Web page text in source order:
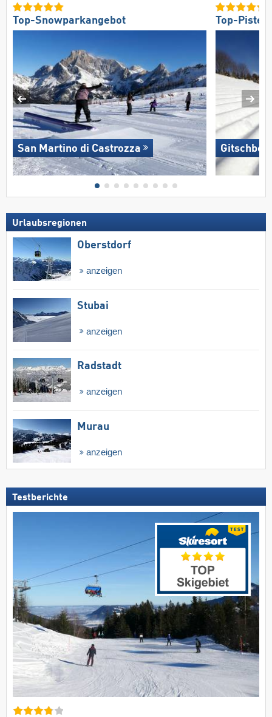
Top-Snowparkangebot
San Martino di Castrozza
Top-
Urlaubsregionen
Oberstdorf
anzeigen
Stubai
anzeigen
Radstadt
anzeigen
Murau
anzeigen
Testberichte